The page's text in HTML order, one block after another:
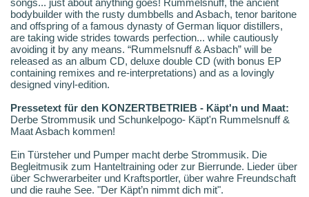
songs... just about anything goes! Rummelsnuff, the ancient
bodybuilder with the rusty dumbbells and Asbach, tenor baritone
and offspring of a famous dynasty of German liquor distillers,
are taking wide strides towards perfection... while cautiously
avoiding it by any means. “Rummelsnuff & Asbach” will be
released as an album CD, deluxe double CD (with bonus EP
containing remixes and re-interpretations) and as a lovingly
designed vinyl-edition.
Pressetext für den KONZERTBETRIEB - Käpt'n und Maat:
Derbe Strommusik und Schunkelpogo- Käpt'n Rummelsnuff &
Maat Asbach kommen!
Ein Türsteher und Pumper macht derbe Strommusik. Die
Begleitmusik zum Hanteltraining oder zur Bierrunde. Lieder über
über Schwerarbeiter und Kraftsportler, über wahre Freundschaft
und die rauhe See. "Der Käpt’n nimmt dich mit".